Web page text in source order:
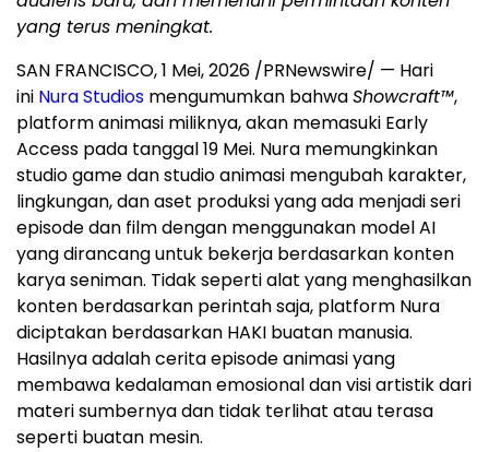
yang terus meningkat.
SAN FRANCISCO,1 Mei, 2026 /PRNewswire/ — Hari
ini Nura Studios mengumumkan bahwaShowcraft™,
platform animasi miliknya, akan memasuki Early
Access pada tanggal 19 Mei. Nura memungkinkan
studio game dan studio animasi mengubah karakter,
lingkungan, dan aset produksi yang ada menjadi seri
episode dan film dengan menggunakan model AI
yang dirancang untuk bekerja berdasarkan konten
karya seniman. Tidak seperti alat yang menghasilkan
konten berdasarkan perintah saja, platform Nura
diciptakan berdasarkan HAKI buatan manusia.
Hasilnya adalah cerita episode animasi yang
membawa kedalaman emosional dan visi artistik dari
materi sumbernya dan tidak terlihat atau terasa
seperti buatan mesin.